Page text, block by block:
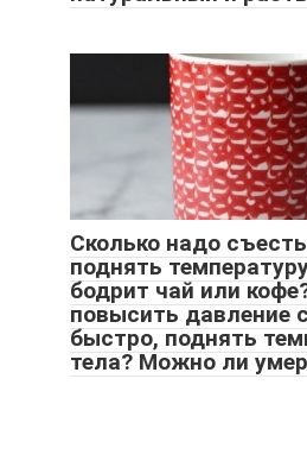
Сколько надо
поднять
бодрит чай или
повысить давление
быстро, поднять
тела? Можно ли